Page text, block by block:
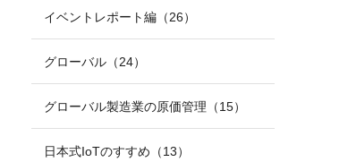
イベントレポート編（26）
グローバル（24）
グローバル製造業の原価管理（15）
日本式IoTのすすめ（13）